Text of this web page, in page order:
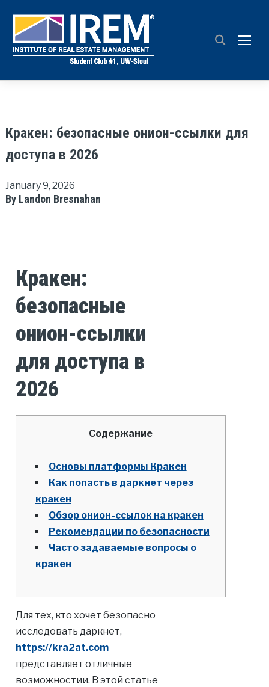
Кракен: безопасные онион-ссылки для
доступа в 2026
January 9, 2026
By Landon Bresnahan
Кракен:
безопасные
онион-ссылки
для доступа в
2026
Содержание
Основы платформы Кракен
Как попасть в даркнет через
кракен
Обзор онион-ссылок на кракен
Рекомендации по безопасности
Часто задаваемые вопросы о
кракен
Для тех, кто хочет безопасно
исследовать даркнет,
https://kra2at.com
представляет отличные
возможностии. В этой статье